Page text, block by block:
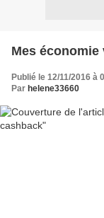
Mes
Publié le 12/11/2016 à
Par helene33660